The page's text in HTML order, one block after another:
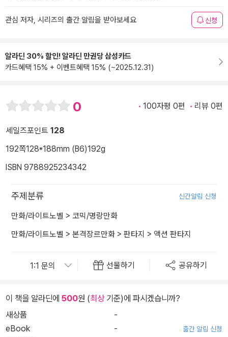
관심 저자, 시리즈의 출간 알림을 받아보세요 신청
알라딘 30% 할인! 알라딘 만권당 삼성카드
카드혜택 15% + 이벤트혜택 15% (~2025.12.31)
0 100자평 0편 리뷰 0편
세일즈포인트 128
192쪽128*188mm (B6)192g
ISBN 9788925234342
주제분류 신간알림 신청
만화/라이트노벨 > 코믹/명랑만화
만화/라이트노벨 > 본격장르만화 > 판타지 > 액션 판타지
선물하기 공유하기
이 책을 알라딘에 500원 (최상기준)에 파시겠습니까?
새상품
-
eBook
- 출간 알림 신청